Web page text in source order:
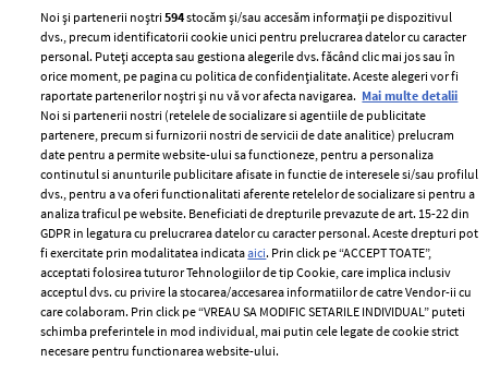
ELLE Style Awards
2024
Despre ELLE
Romania
Contact
Abonamente
Termeni si conditii
Politica de
confidențialitate
Politica de cookies
Publicitate
Noi și partenerii noștri594stocăm și/sau accesăm informații pe dispozitivul
dvs., precum identificatorii cookie unici pentru prelucrarea datelor cu caracter
personal. Puteți accepta sau gestiona alegerile dvs. făcând clic mai jos sau în
orice moment, pe pagina cu politica de confidențialitate. Aceste alegeri vor fi
raportate partenerilor noștri și nu vă vor afecta navigarea. Mai multe detalii
Noi si partenerii nostri (retelele de socializare si agentiile de publicitate
partenere, precum si furnizorii nostri de servicii de date analitice) prelucram
date pentru a permite website-ului sa functioneze, pentru a personaliza
continutul si anunturile publicitare afisate in functie de interesele si/sau profilul
dvs., pentru a va oferi functionalitati aferente retelelor de socializare si pentru a
analiza traficul pe website. Beneficiati de drepturile prevazute de art. 15-22 din
GDPR in legatura cu prelucrarea datelor cu caracter personal. Aceste drepturi pot
fi exercitate prin modalitatea indicataaici. Prin click pe “ACCEPT TOATE”,
acceptati folosirea tuturor Tehnologiilor de tip Cookie, care implica inclusiv
acceptul dvs. cu privire la stocarea/accesarea informatiilor de catre Vendor-ii cu
care colaboram. Prin click pe “VREAU SA MODIFIC SETARILE INDIVIDUAL” puteti
schimba preferintele in mod individual, mai putin cele legate de cookie strict
necesare pentru functionarea website-ului.